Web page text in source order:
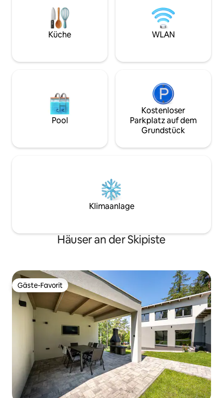
Schlafzimmer sind geschmackvoll
eingerichtet und sorgen für einen
erholsamen Schlaf. Diese Unterkunft ist
ideal für diejenigen, die Entspannung
Internet-TV. Das
eine Terrasse mit
Klettergerüst mit
Auf der anderen
Küche WLAN
Pool
Kostenloser
Parkplatz auf dem
Grundstück
Klimaanlage
Häuser an der Skipiste
Gäste-Favorit
Gäste-Favorit